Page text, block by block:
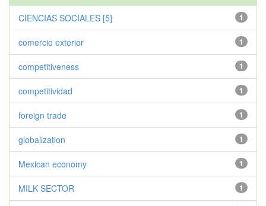
1
CIENCIAS SOCIALES [5]
1
comercio exterior
1
competitiveness
1
competitividad
1
foreign trade
1
globalization
1
Mexican economy
1
MILK SECTOR